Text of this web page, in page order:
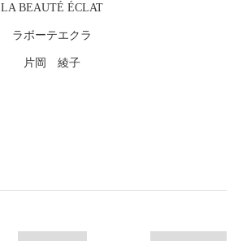
LA BEAUTÉ ÉCLAT
ラボーテエクラ
片岡 綾子